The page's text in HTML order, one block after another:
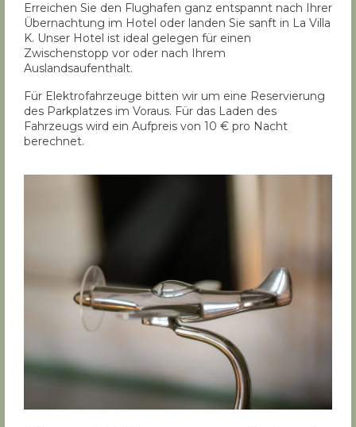
Erreichen Sie den Flughafen ganz entspannt nach Ihrer
Übernachtung im Hotel oder landen Sie sanft in La Villa
K. Unser Hotel ist ideal gelegen für einen
Zwischenstopp vor oder nach Ihrem
Auslandsaufenthalt.
Für Elektrofahrzeuge bitten wir um eine Reservierung
des Parkplatzes im Voraus. Für das Laden des
Fahrzeugs wird ein Aufpreis von 10 € pro Nacht
berechnet.